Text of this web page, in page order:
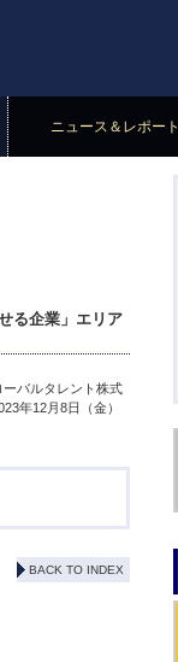
ニュース＆レポート
る企業」エリア
バルタレント株式
年12月8日（金）
BACK TO INDEX